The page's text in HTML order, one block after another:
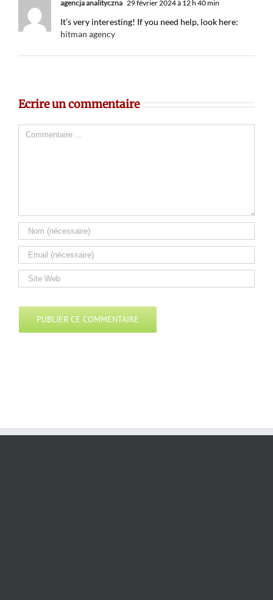
agencja analityczna 29 février 2024 à 12 h 40 min
It’s very interesting! If you need help, look here:
hitman agency
Ecrire un commentaire
Comment